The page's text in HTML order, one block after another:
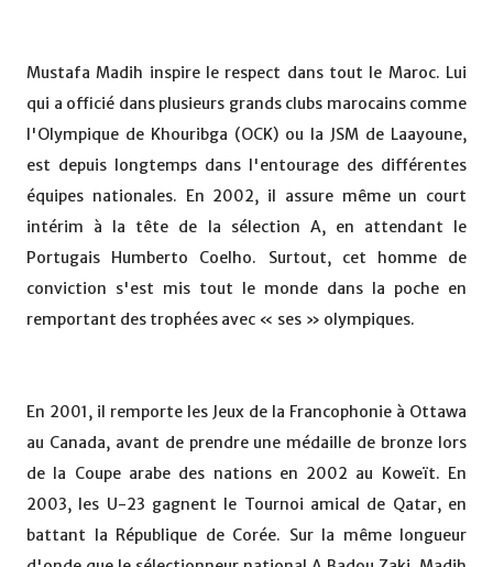
Mustafa Madih inspire le respect dans tout le Maroc. Lui
qui a officié dans plusieurs grands clubs marocains comme
l'Olympique de Khouribga (OCK) ou la JSM de Laayoune,
est depuis longtemps dans l'entourage des différentes
équipes nationales. En 2002, il assure même un court
intérim à la tête de la sélection A, en attendant le
Portugais Humberto Coelho. Surtout, cet homme de
conviction s'est mis tout le monde dans la poche en
remportant des trophées avec « ses » olympiques.
En 2001, il remporte les Jeux de la Francophonie à Ottawa
au Canada, avant de prendre une médaille de bronze lors
de la Coupe arabe des nations en 2002 au Koweït. En
2003, les U-23 gagnent le Tournoi amical de Qatar, en
battant la République de Corée. Sur la même longueur